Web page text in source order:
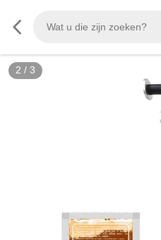
2 / 3